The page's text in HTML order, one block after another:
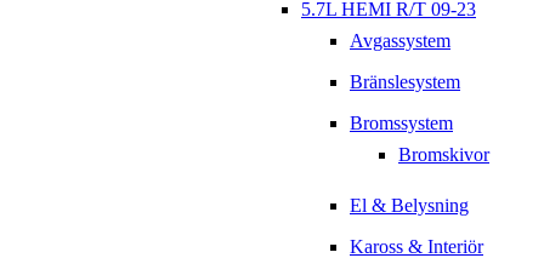
5.7L HEMI R/T 09-23
Avgassystem
Bränslesystem
Bromssystem
Bromskivor
El & Belysning
Kaross & Interiör